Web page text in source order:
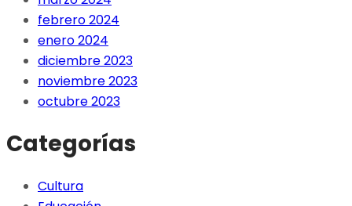
febrero 2024
enero 2024
diciembre 2023
noviembre 2023
octubre 2023
Categorías
Cultura